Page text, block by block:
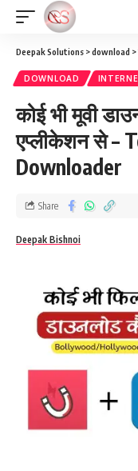
Deepak Solutions >download >
DOWNLOAD
कोई भी मूवी
एप्लीकेशन से –
Downloader
Deepak Bishnoi
Share